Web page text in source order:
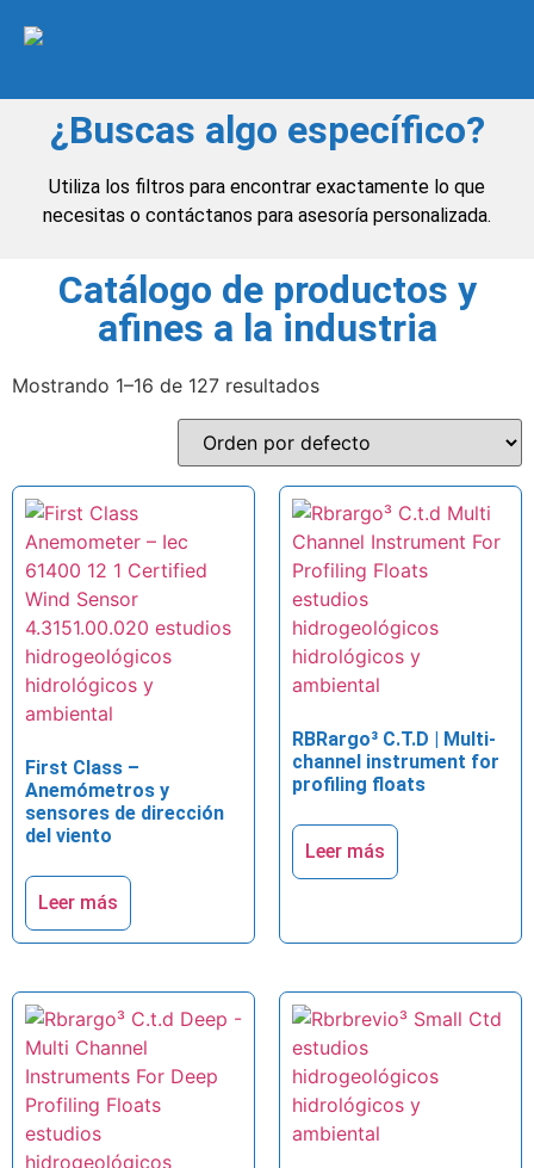
¿Buscas algo específico?
Utiliza los filtros para encontrar exactamente lo que
necesitas o contáctanos para asesoría personalizada.
Catálogo de productos y
afines a la industria
Mostrando 1–16 de 127 resultados
First Class –
Anemómetros y
sensores de dirección
del viento
Leer más
RBRargo³ C.T.D | Multi-
channel instrument for
profiling floats
Leer más